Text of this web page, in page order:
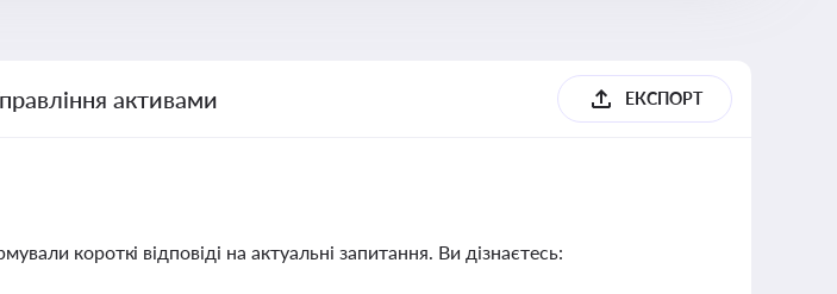
активами ЕКСПОРТ
короткі відповіді на актуальні запитання. Ви дізнаєтесь: